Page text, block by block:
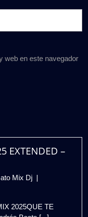
web en este navegador
EXTENDED –
Mix Dj CHICHAZO
EXTENDED
|
2025QUE TE